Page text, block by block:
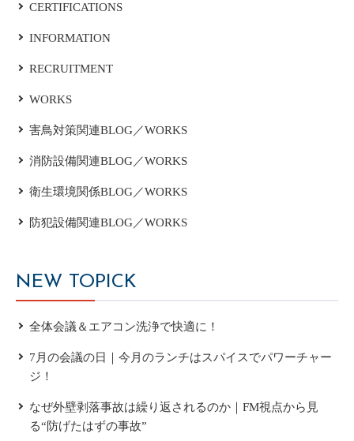
CERTIFICATIONS
INFORMATION
RECRUITMENT
WORKS
害鳥対策関連BLOG／WORKS
消防設備関連BLOG／WORKS
衛生環境関係BLOG／WORKS
防犯設備関連BLOG／WORKS
NEW TOPICK
全体会議＆エアコン洗浄で快適に！
7月の会議の日｜今月のランチはスパイスでパワーチャー
ジ！
なぜ外壁剥落事故は繰り返されるのか｜FM視点から見
る“防げたはずの事故”